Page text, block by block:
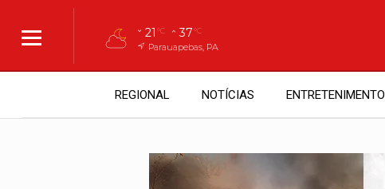
21 °C 37°C
Parauapebas, PA
REGIONAL NOTÍCIAS ENTRETENIMENTO